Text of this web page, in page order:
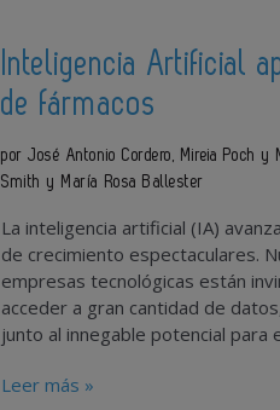
Inteligencia Artificial
de fármacos
por José Antonio Cordero, Mireia Poch y
Smith y María Rosa Ballester
La inteligencia artificial (IA)
de crecimiento espectaculares.
empresas tecnológicas están
acceder a gran cantidad de
junto al innegable potencial
Leer más »